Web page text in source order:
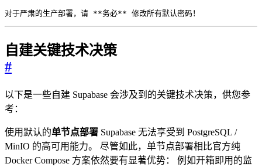
自建关键技术决策
#
以下是一些自建 Supabase 会涉及到的关键技术决策，供您参
考：
使用默认的单节点部署 Supabase 无法享受到 PostgreSQL /
MinIO 的高可用能力。 尽管如此，单节点部署相比官方纯
Docker Compose 方案依然要有显著优势： 例如开箱即用的监